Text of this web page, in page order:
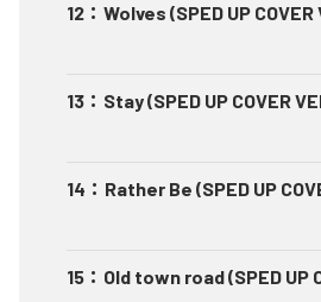
12 ： Wolves (SPED UP COVER
13 ： Stay (SPED UP COVER
14 ： Rather Be (SPED UP
15 ： Old town road (SPED UP